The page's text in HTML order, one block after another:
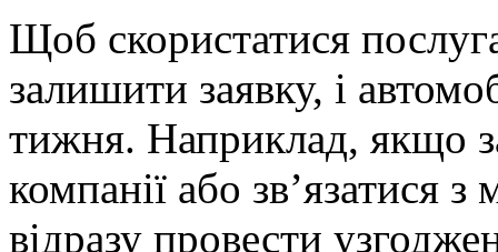
Щоб скористатися
залишити заявку, і
тижня. Наприклад, якщо
компанії або зв’язатися
відразу провести